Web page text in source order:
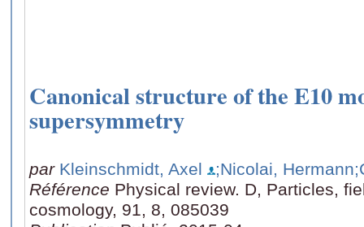
Canonical structure of the E10
supersymmetry
par Kleinschmidt, Axel ;Nicolai, Hermann
Référence Physical review. D, Particles,
cosmology, 91, 8, 085039